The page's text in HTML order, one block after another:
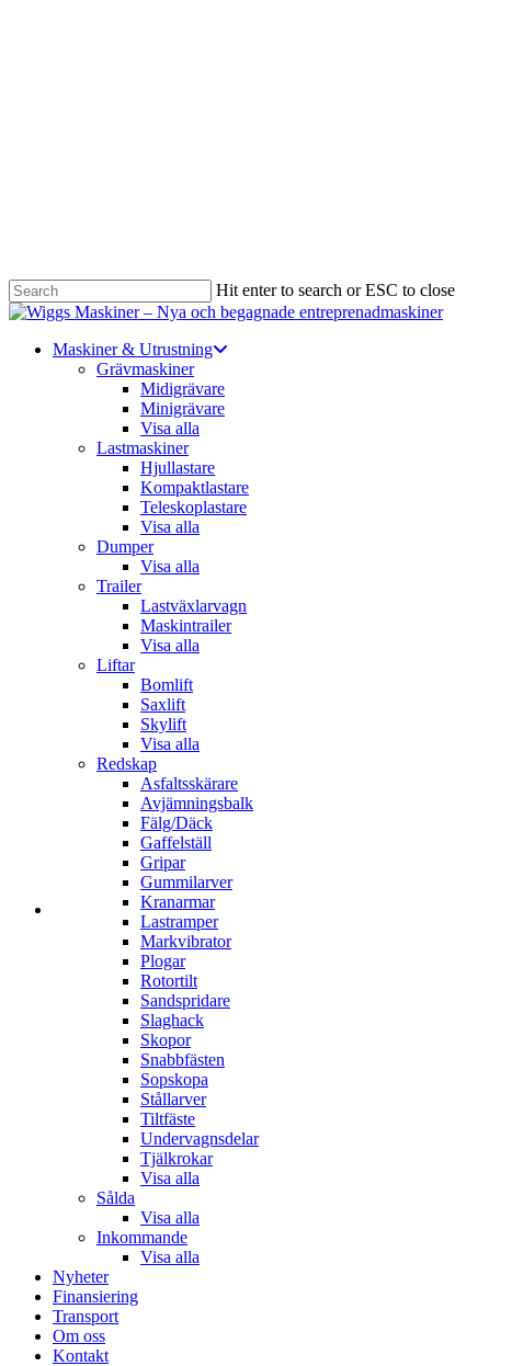
Hit enter to search or ESC to close
Close
Menu
Maskiner & Utrustning
Grävmaskiner
Midigrävare
Minigrävare
Visa alla
Lastmaskiner
Hjullastare
Kompaktlastare
Teleskoplastare
Visa alla
Dumper
Visa alla
Trailer
Lastväxlarvagn
Maskintrailer
Visa alla
Liftar
Bomlift
Saxlift
Skylift
Visa alla
Redskap
Asfaltsskärare
Avjämningsbalk
Fälg/Däck
Gaffelställ
Gripar
Gummilarver
Kranarmar
Lastramper
Markvibrator
Plogar
Rotortilt
Sandspridare
Slaghack
Skopor
Snabbfästen
Sopskopa
Stållarver
Tiltfäste
Undervagnsdelar
Tjälkrokar
Visa alla
Sålda
Visa alla
Inkommande
Visa alla
Nyheter
Finansiering
Transport
Om oss
Kontakt